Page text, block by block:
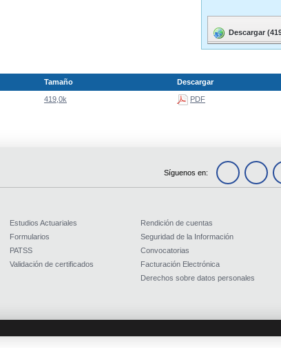
Descargar
Tamaño Descargar
419,0k PDF
Síguenos en:
Estudios Actuariales
Formularios
PATSS
Validación de certificados
Rendición de cuentas
Seguridad de la Información
Convocatorias
Facturación Electrónica
Derechos sobre datos personales